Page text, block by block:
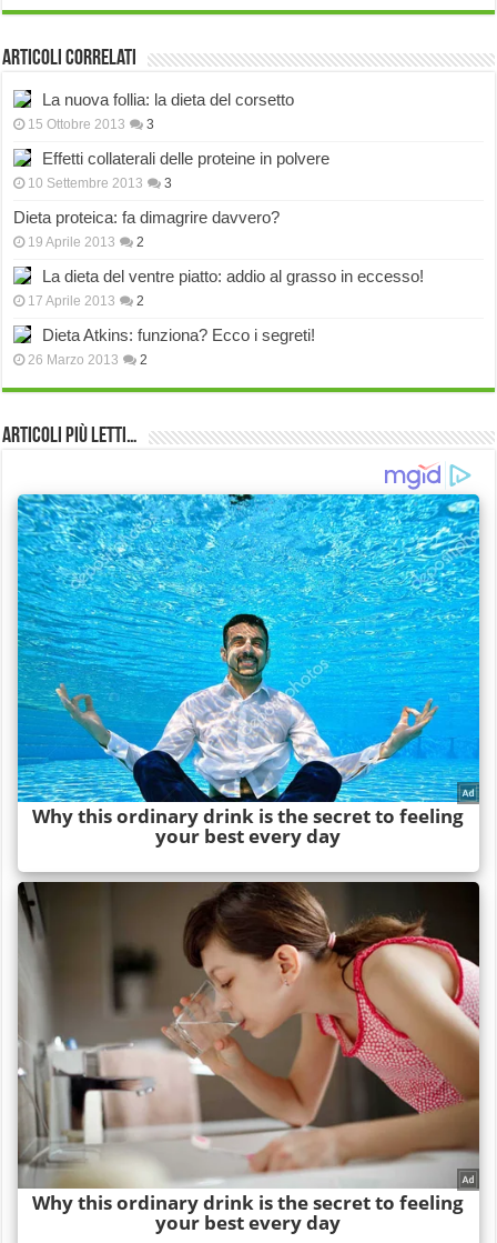
Articoli correlati
La nuova follia: la dieta del corsetto
15 Ottobre 2013 3
Effetti collaterali delle proteine in polvere
10 Settembre 2013 3
Dieta proteica: fa dimagrire davvero?
19 Aprile 2013 2
La dieta del ventre piatto: addio al grasso in eccesso!
17 Aprile 2013 2
Dieta Atkins: funziona? Ecco i segreti!
26 Marzo 2013 2
Articoli più Letti…